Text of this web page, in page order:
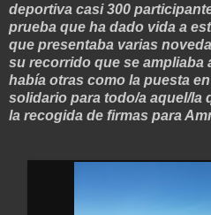
deportiva casi 300
prueba que ha dado vida a
que presentaba varias
su recorrido que se ampliaba
había otras como la puesta
solidario para todo/a aquel/la
la recogida de firmas para